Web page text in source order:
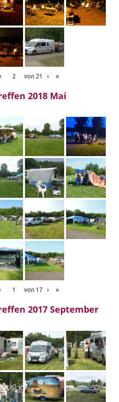
‹ von 21 › »
2018 Mai
‹ von 17 › »
2017 September